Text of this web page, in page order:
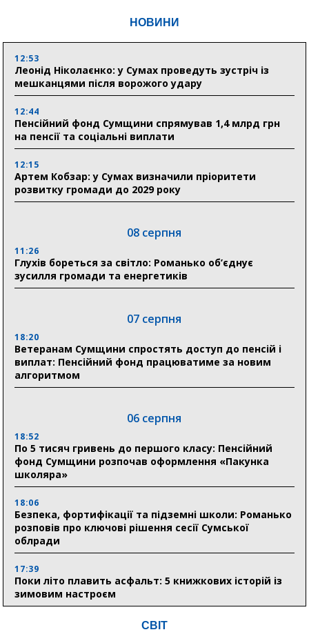
НОВИНИ
12:53
Леонід Ніколаєнко: у Сумах проведуть зустріч із
мешканцями після ворожого удару
12:44
Пенсійний фонд Сумщини спрямував 1,4 млрд грн
на пенсії та соціальні виплати
12:15
Артем Кобзар: у Сумах визначили пріоритети
розвитку громади до 2029 року
08 серпня
11:26
Глухів бореться за світло: Романько об’єднує
зусилля громади та енергетиків
07 серпня
18:20
Ветеранам Сумщини спростять доступ до пенсій і
виплат: Пенсійний фонд працюватиме за новим
алгоритмом
06 серпня
18:52
По 5 тисяч гривень до першого класу: Пенсійний
фонд Сумщини розпочав оформлення «Пакунка
школяра»
18:06
Безпека, фортифікації та підземні школи: Романько
розповів про ключові рішення сесії Сумської
облради
17:39
Поки літо плавить асфальт: 5 книжкових історій із
зимовим настроєм
СВІТ